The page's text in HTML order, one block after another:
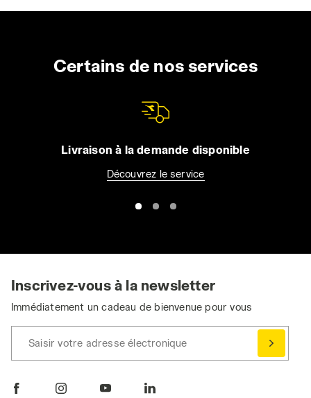
Certains de nos services
Livraison à la demande disponible
Découvrez le service
Inscrivez-vous à la newsletter
Immédiatement un cadeau de bienvenue pour vous
Saisir votre adresse électronique